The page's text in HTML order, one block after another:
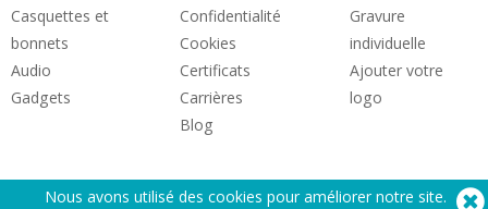
Casquettes et
bonnets
Audio
Gadgets
Confidentialité
Cookies
Certificats
Carrières
Blog
Gravure
individuelle
Ajouter votre
logo
Nous avons utilisé des cookies pour améliorer notre site.